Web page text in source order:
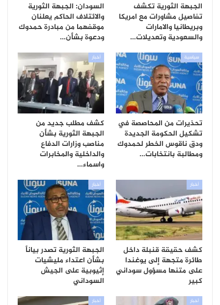
الجبهة الثورية تكشف
تفاصيل مشاورات مع امريكا
وبريطانيا والامارات
والسعودية وتعديلات…
السودان: الجبهة الثورية
والائتلاف الحاكم يعلنان
موقفهما من مبادرة حمدوك
ودعوة بشأن…
سياسية
تحذيرات من المحاصصة في
تشكيل الحكومة الجديدة
ودق ناقوس الخطر لحمدوك
ومطالبة بانتخابات…
أخبار
كشف مطلب جديد من
الجبهة الثورية بشأن
مناصب وزارات الدفاع
والداخلية والمخابرات
واسماء…
أخبار
كشف حقيقة قنبلة داخل
طائرة متجهة إلى يوغندا
على متنها مسؤول سوداني
كبير
أخبار
الجبهة الثورية تصدر بياناً
بشأن اعتداء مليشيات
إثيوبية على الجيش
السوداني
أخبار أخبار